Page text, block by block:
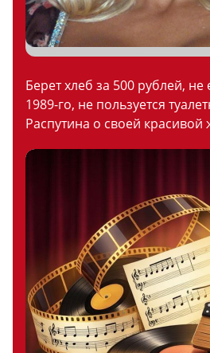
Берет хлеб за 500 рублей, не
1989-го, не пользуется
Распутина о своей красивой